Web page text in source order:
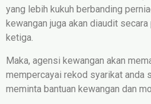
yang lebih kukuh berbanding
kewangan juga akan diaudit
ketiga.
Maka, agensi kewangan akan
mempercayai rekod syarikat anda
meminta bantuan kewangan dan